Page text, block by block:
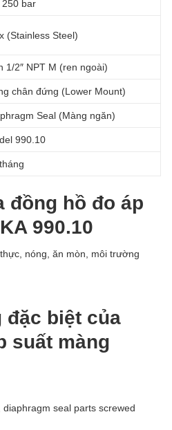
250 bar
(Stainless Steel)
1/2″ NPT M (ren ngoài)
chân đứng (Lower Mount)
Seal (Màng ngăn)
990.10
đồng hồ đo áp
990.10
nóng, ăn mòn, môi trường
đặc biệt của
suất màng
seal parts screwed